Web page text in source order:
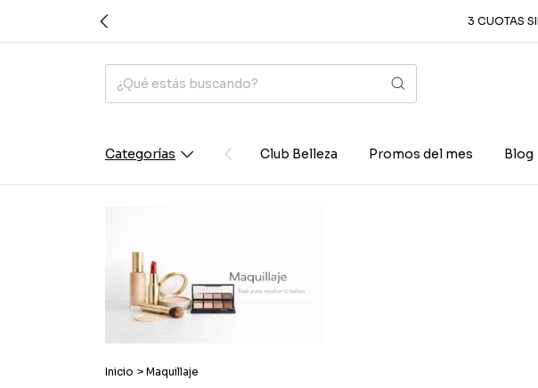
3 CUOTAS
Categorías Club Belleza Promos del mes Blog
Inicio > Maquillaje